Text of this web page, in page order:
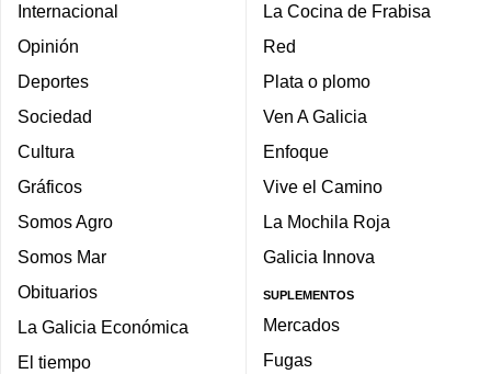
Internacional
Opinión
Deportes
Sociedad
Cultura
Gráficos
Somos Agro
Somos Mar
Obituarios
La Galicia Económica
El tiempo
La Cocina de Frabisa
Red
Plata o plomo
Ven A Galicia
Enfoque
Vive el Camino
La Mochila Roja
Galicia Innova
SUPLEMENTOS
Mercados
Fugas